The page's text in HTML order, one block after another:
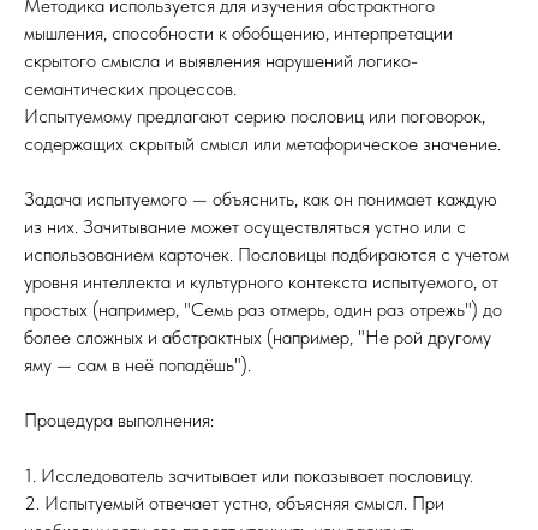
Методика используется для изучения абстрактного
мышления, способности к обобщению, интерпретации
скрытого смысла и выявления нарушений логико-
семантических процессов.
Испытуемому предлагают серию пословиц или поговорок,
содержащих скрытый смысл или метафорическое значение.
Задача испытуемого — объяснить, как он понимает каждую
из них. Зачитывание может осуществляться устно или с
использованием карточек. Пословицы подбираются с учетом
уровня интеллекта и культурного контекста испытуемого, от
простых (например, "Семь раз отмерь, один раз отрежь") до
более сложных и абстрактных (например, "Не рой другому
яму — сам в неё попадёшь").
Процедура выполнения:
1. Исследователь зачитывает или показывает пословицу.
2. Испытуемый отвечает устно, объясняя смысл. При